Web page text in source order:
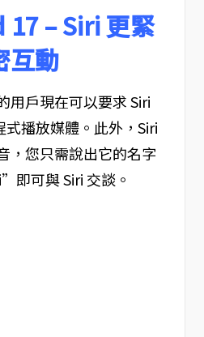
– Siri 更緊
互動
用戶現在可以要求 Siri
播放媒體。此外，Siri
，您只需說出它的名字
即可與 Siri 交談。